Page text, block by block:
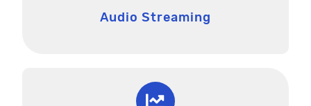
Audio Streaming